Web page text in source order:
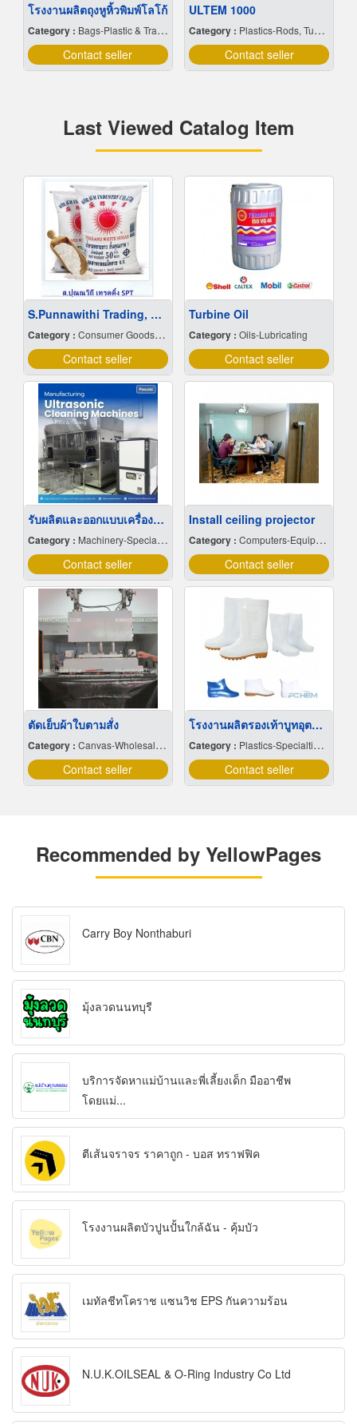
โรงงานผลิตถุงหูหิ้วพิมพ์โลโก้
Category : Bags-Plastic & Transparent
Contact seller
ULTEM 1000
Category : Plastics-Rods, Tubes, Sheets, Etc, Supply Centers
Contact seller
Last Viewed Catalog Item
S.Punnawithi Trading, FMCG Commodity Warehouse
Category : Consumer Goods-Manufacturers & Distributors
Contact seller
Turbine Oil
Category : Oils-Lubricating
Contact seller
รับผลิตและออกแบบเครื่องล้างทุกรูปแบบ (High pressure spray, Automatic Cleaning Machine)
Category : Machinery-Specially Designed
Contact seller
Install ceiling projector
Category : Computers-Equipment & Supplies
Contact seller
ตัดเย็บผ้าใบตามสั่ง
Category : Canvas-Wholesale & Manufacturers
Contact seller
โรงงานผลิตรองเท้าบูทอุตสาหกรรม
Category : Plastics-Specialties-Wholesales & Manufacturers
Contact seller
Recommended by YellowPages
Carry Boy Nonthaburi
มุ้งลวดนนทบุรี
บริการจัดหาแม่บ้านและพี่เลี้ยงเด็ก มืออาชีพ
โดยแม่...
ตีเส้นจราจร ราคาถูก - บอส ทราฟฟิค
โรงงานผลิตบัวปูนปั้นใกล้ฉัน - คุ้มบัว
เมทัลชีทโคราช แซนวิช EPS กันความร้อน
N.U.K.OILSEAL & O-Ring Industry Co Ltd